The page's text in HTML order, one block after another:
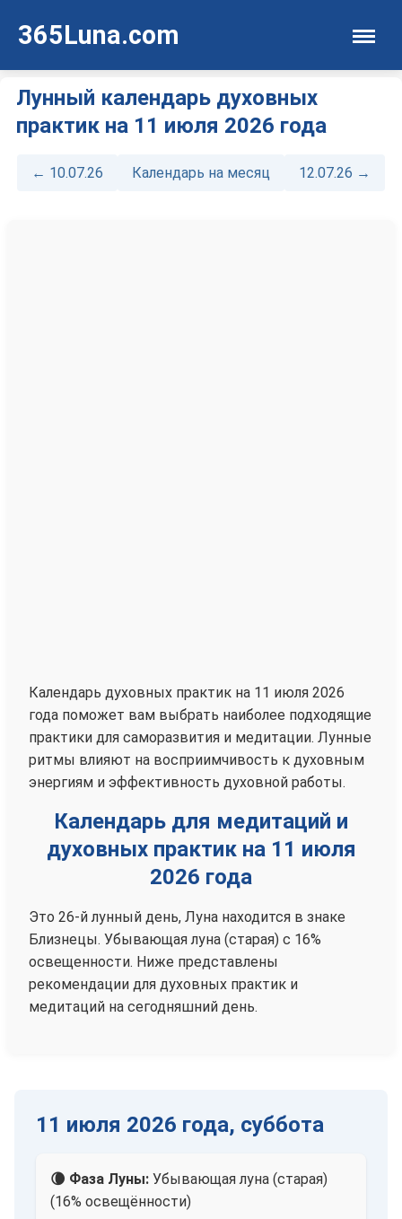
365Luna.com
Лунный календарь духовных
практик на 11 июля 2026 года
← 10.07.26 Календарь на месяц 12.07.26 →
Календарь духовных практик на 11 июля 2026
года поможет вам выбрать наиболее подходящие
практики для саморазвития и медитации. Лунные
ритмы влияют на восприимчивость к духовным
энергиям и эффективность духовной работы.
Календарь для медитаций и
духовных практик на 11 июля
2026 года
Это 26-й лунный день, Луна находится в знаке
Близнецы. Убывающая луна (старая) с 16%
освещенности. Ниже представлены
рекомендации для духовных практик и
медитаций на сегодняшний день.
11 июля 2026 года, суббота
🌘 Фаза Луны: Убывающая луна (старая)
(16% освещённости)